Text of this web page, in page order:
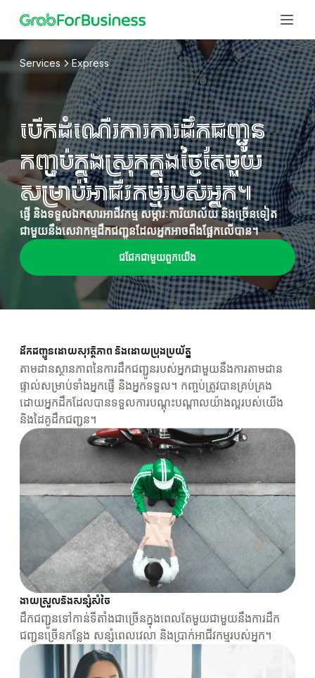
ដំណោះស្រាយ
វិបផតថលអាជីវកម្ម
វេទិកាឌីជីថលបង្រួមតែមួយ​ សម្រាប់ការគ្រប់គ្រងតម្រូវការអាជីវកម្ម
ប្រចាំថ្ងៃរបស់អ្នក។
ប្រវត្តិរូបអាជីវកម្ម
បំបែកការធ្វើដំណើរផ្ទាល់ខ្លួន និងការងាររបស់អ្នកនៅក្នុងកម្មវិធី Grab
ប័ណ្ណឌីជីថល GrabGifts
កាតអំណោយដ៏ល្អឥតខ្ចោះសម្រាប់អំណោយសាជីវកម្ម និងតម្រូវការ
ផ្សព្វផ្សាយទាំងអស់របស់អ្នក។
អាជីវកម្មខ្នាតតូច
ការធ្វើដំណើរដែលអាចទុកចិត្តបានសម្រាប់បុគ្គលិក ការចូលរួម
ប្រកបដោយប្រសិទ្ធភាពសម្រាប់អតិថិជន
សេវាកម្ម
ការធ្វើដំណើរ
ផ្តល់ជូនបុគ្គលិក និងអតិថិជននូវដំណោះស្រាយដឹកជញ្ជូនអាជីវកម្ម
ដោយគ្មានភាពតានតឹង
ការដឹកជញ្ជូនរហ័ស
ទទួលបានឯកសារ និងកញ្ចប់អាជីវកម្ម ចែកចាយប្រកបដោយទំនុកចិត្ត
ការកុម្ម៉ង់អាហារ
ការកុម្ម៉ង់ទំនិញ
មកដល់ឆាប់ៗនេះ
ក្រុម
ធនធានមនុស្ស
ធ្វើអោយប្រសើរឡើងនូវសីលធម៌ និងផលិតភាពរបស់បុគ្គលិក តាមរយៈ
សេវាកម្មជាច្រើនរបស់យើង។
ការលក់ និងទីផ្សារ
ដំណើរការយុទ្ធនាការទីផ្សារប្រកបដោយប្រសិទ្ធភាព និងសម្រួលការ
ចល័តបុគ្គលិក
ហិរញ្ញវត្ថុ និងប្រតិបត្តិការ
ឧស្សាហកម្ម
សេវាកម្មវិជ្ជាជីវៈ
រក្សាផលិតភាពក្រុមជាមួយនឹងជម្រើសនៃការចល័ត និងវិក្កយបត្រដ៏
ងាយស្រួល
ការថែទាំសុខភាព
ការធ្វើដំណើរ និងបដិសណ្ឋារកិច្ច
ផ្តល់ជូននូវបទពិសោធន៍ភ្ញៀវលំដាប់ពិភពលោកដោយប្រើប្រាស់ឈុត
សេវាកម្មរបស់យើង។
សេវាហិរញ្ញវត្ថុ
ការដឹកជញ្ជូនដែលអាចទុកចិត្តបានសម្រាប់បុគ្គលិក ការចូលរួម
ប្រកបដោយប្រសិទ្ធភាពសម្រាប់អតិថិជន
ភាសាខ្មែរ
​មជ្ឈមណ្ឌលធនធាន
ចូលគណនី
បើកដំណើរការការដឹកជញ្ជូន
កញ្ចប់ក្នុងស្រុកក្នុងថ្ងៃតែមួយ
សម្រាប់អាជីវកម្មរបស់អ្នក។
ផ្ញើ និងទទួលឯកសារអាជីវកម្ម សម្ភារៈការិយាល័យ និងច្រើនទៀត
ជាមួយនឹងសេវាកម្មដឹកជញ្ជូនដែលអ្នកអាចពឹងផ្អែកលើបាន។
ជជែកជាមួយពួកយើង
Services Express
ដឹកជញ្ជូនដោយសុវត្ថិភាព និងដោយប្រុងប្រយ័ត្ន
តាមដានស្ថានភាពនៃការដឹកជញ្ជូនរបស់អ្នកជាមួយនឹងការតាមដាន
ផ្ទាល់សម្រាប់ទាំងអ្នកផ្ញើ និងអ្នកទទួល។ កញ្ចប់ត្រូវបានគ្រប់គ្រង
ដោយអ្នកដឹកដែលបានទទួលការបណ្តុះបណ្តាលយ៉ាងល្អរបស់យើង
និងដៃគូដឹកជញ្ជូន។
ងាយស្រួលនិងសន្សំសំចៃ
ដឹកជញ្ជូនទៅកាន់ទីតាំងជាច្រើនក្នុងពេលតែមួយជាមួយនឹងការដឹក
ជញ្ជូនច្រើនកន្លែង សន្សំពេលវេលា និងប្រាក់អាជីវកម្មរបស់អ្នក។